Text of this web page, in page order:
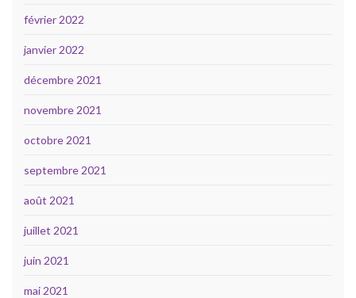
février 2022
janvier 2022
décembre 2021
novembre 2021
octobre 2021
septembre 2021
août 2021
juillet 2021
juin 2021
mai 2021